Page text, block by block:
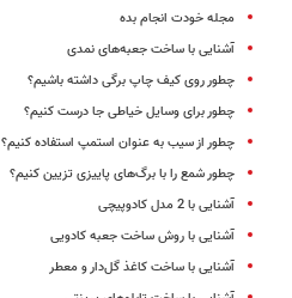
مجله خودت انجام بده
آشنایی با ساخت جعبه‌های نمدی
چطور روی کیف چاپ برگی داشته باشیم؟
چطور برای وسایل خیاطی جا درست کنیم؟
چطور از سیب به عنوان استمپ استفاده کنیم؟
چطور شمع را با برگ‌های پاییزی تزیین کنیم؟
آشنایی با 2 مدل کادوپیچی‌
آشنایی با روش ساخت جعبه کادویی
آشنایی با ساخت کاغذ گل‌دار و معطر